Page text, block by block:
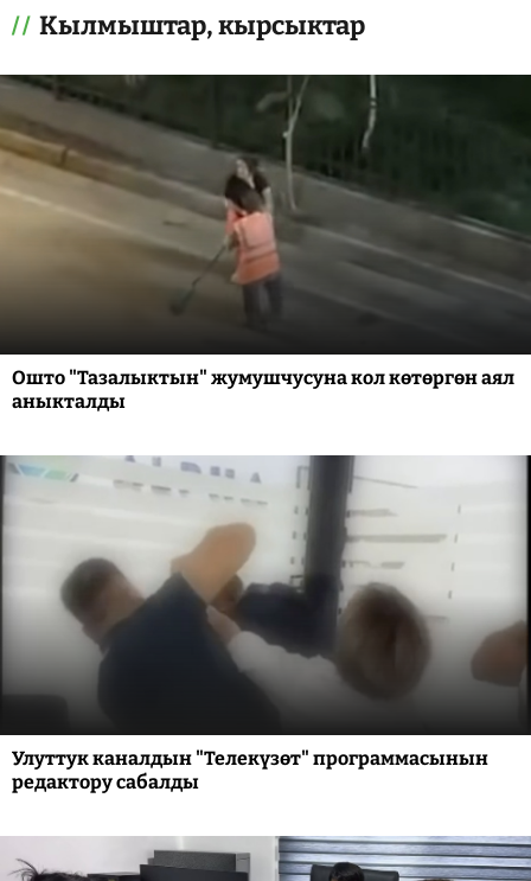
Кылмыштар, кырсыктар
Ошто "Тазалыктын" жумушчусуна кол көтөргөн аял
аныкталды
Улуттук каналдын "Телекүзөт" программасынын
редактору сабалды